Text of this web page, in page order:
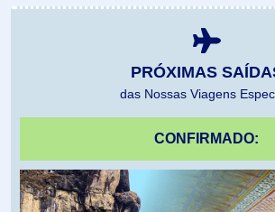
PRÓXIMAS
das Nossas Viagens
CONFIRMADO: